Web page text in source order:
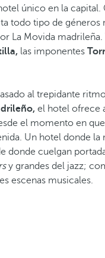
único en la capital.
todo tipo de géneros
La Movida
las imponentes
al trepidante
el hotel ofrece
el momento en
Un hotel donde
donde cuelgan
y grandes del jazz;
escenas musicales.